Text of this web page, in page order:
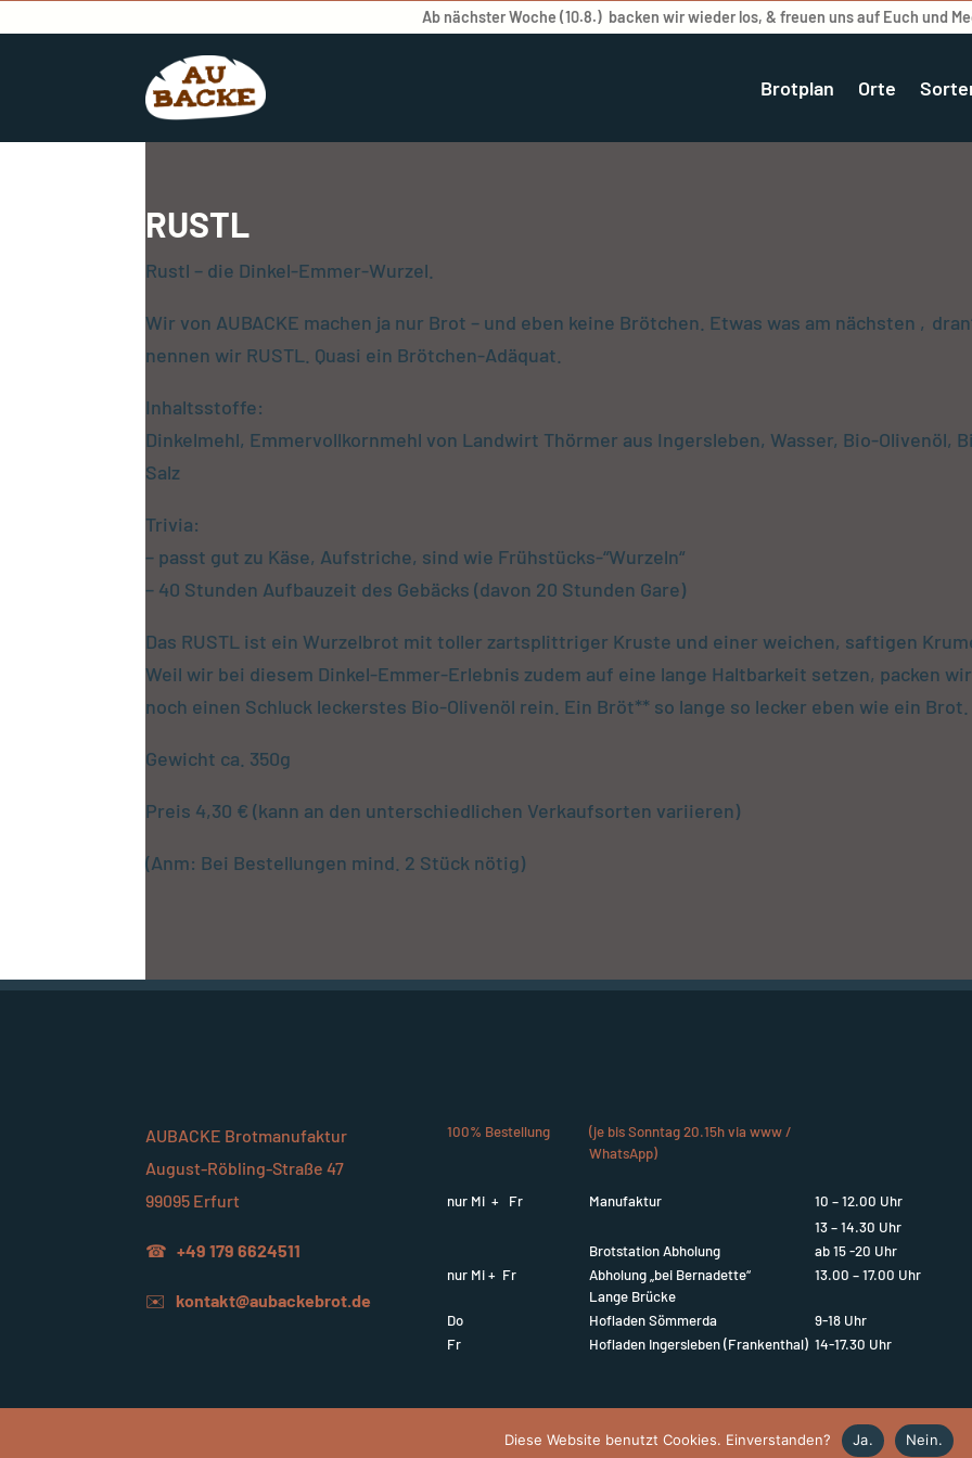
Ab nächster Woche (10.8.) backen wir wieder los, & freuen uns auf Euch und
Brotplan Orte
RUSTL
Rustl – die Dinkel-Emmer-Wurzel.
Wir von AUBACKE machen ja nur Brot – und eben keine Brötchen. Etwas was am nächsten
nennen wir RUSTL. Quasi ein Brötchen-Adäquat.
Inhaltsstoffe:
Dinkelmehl, Emmervollkornmehl von Landwirt Thörmer aus Ingersleben, Wasser, Bio-Olivenöl,
Salz
Trivia:
– passt gut zu Käse, Aufstriche, sind wie Frühstücks-“Wurzeln“
– 40 Stunden Aufbauzeit des Gebäcks (davon 20 Stunden Gare)
Das RUSTL ist ein Wurzelbrot mit toller zartsplittriger Kruste und einer weichen, saftigen
Weil wir bei diesem Dinkel-Emmer-Erlebnis zudem auf eine lange Haltbarkeit setzen, packen wir
noch einen Schluck leckerstes Bio-Olivenöl rein. Ein Bröt** so lange so lecker eben wie ein Brot.
Gewicht ca. 350g
Preis 4,30 € (kann an den unterschiedlichen Verkaufsorten variieren)
(Anm: Bei Bestellungen mind. 2 Stück nötig)
AUBACKE Brotmanufaktur
August-Röbling-Straße 47
99095 Erfurt
☎+49 179 6624511
✉️kontakt@aubackebrot.de
100% Bestellung
(je bis Sonntag 20.15h via www /
WhatsApp)
nur Mi + Fr Manufaktur
10 – 12.00 Uhr
13 – 14.30 Uhr
Brotstation Abholung
ab 15 -20 Uhr
nur Mi + Fr
Abholung „bei Bernadette“
Lange Brücke
13.00 – 17.00 Uhr
Do Hofladen Sömmerda
9-18 Uhr
Fr
Hofladen Ingersleben (Frankenthal) 14-17.30 Uhr
Diese Website benutzt Cookies. Einverstanden? Ja. Nein.